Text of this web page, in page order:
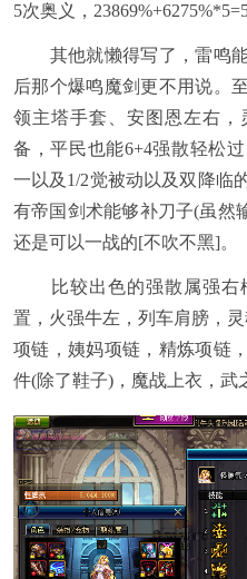
5次奥义，
其他就懒得写了，雷鸣能
后那个爆鸣魔剑更不用说。
领主塔手套、安图恩左右
备，平民也能6+4强散轻松
一以及1/2觉被动以及双降临
有帝国剑术能够补刀子(虽然
还是可以一战的[不吹不黑]。
比较出色的强散属强右
置，火强牛左，列车肩膀，
项链，姨妈项链，精炼项链
件(除了鞋子)，魔战上衣，武